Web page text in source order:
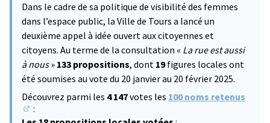
Dans le cadre de sa politique de visibilité des femmes
dans l’espace public, la Ville de Tours a lancé un
deuxième appel à idée ouvert aux citoyennes et
citoyens. Au terme de la consultation « La rue est aussi
à nous» 133 propositions, dont 19figures locales ont
été soumises au vote du 20 janvier au 20 février 2025.
Découvrez parmi les 4 147votes les 100 noms retenus
(S'ouvre dans un nouvel onglet)
: